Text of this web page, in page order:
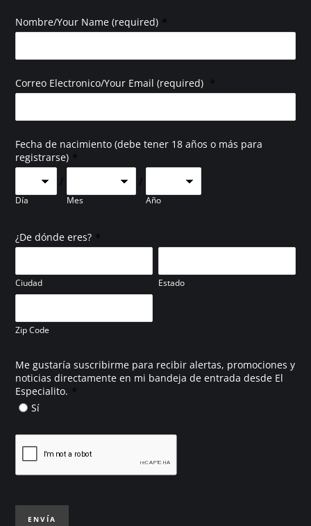
Nombre/Your Name (required) *
Correo Electronico/Your Email (required) *
Fecha de nacimiento (debe tener 18 años o más para
registrarse) *
Día
/
Mes
/
Año
¿De dónde eres? *
Ciudad Estado
Zip Code
Me gustaría suscribirme para recibir alertas, promociones y
noticias directamente en mi bandeja de entrada desde El
Especialito. *
Sí
ENVÍA